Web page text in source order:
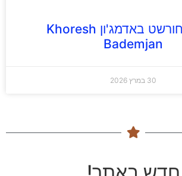
מתכון: חורשט באדמג'ון Khoresh
Bademjan
30 במרץ 2026